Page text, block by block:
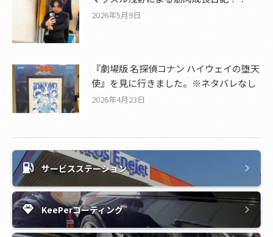
2026年5月9日
『劇場版 名探偵コナン ハイウェイの堕天
使』を見に行きました。※ネタバレなし
2026年4月23日
サービスステーション
KeePerコーティング